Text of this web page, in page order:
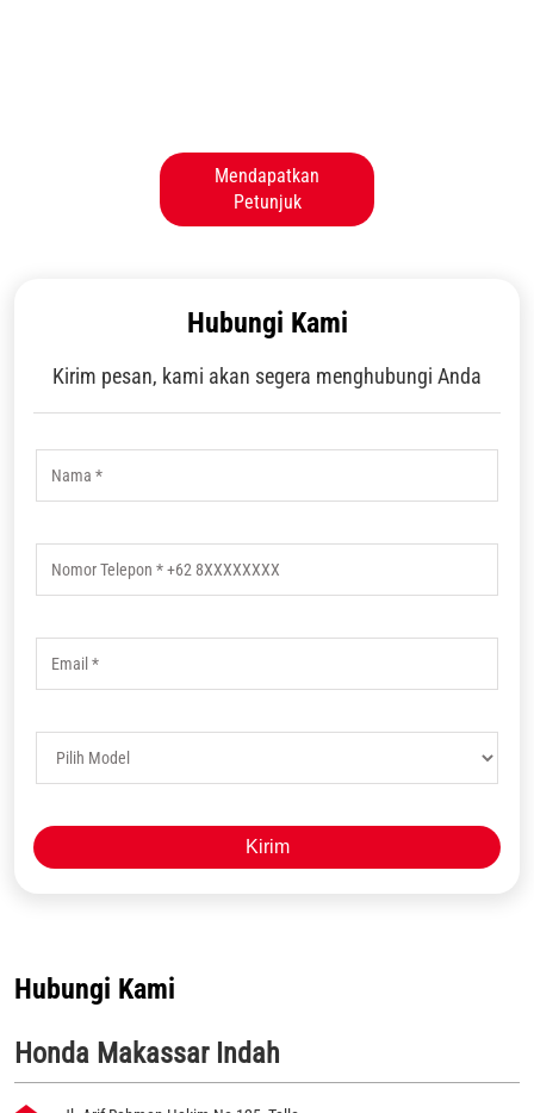
Mendapatkan
Petunjuk
Hubungi Kami
Kirim pesan, kami akan segera menghubungi Anda
Hubungi Kami
Honda Makassar Indah